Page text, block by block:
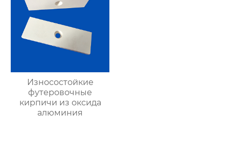
Износостойкие
футеровочные
кирпичи из оксида
алюминия